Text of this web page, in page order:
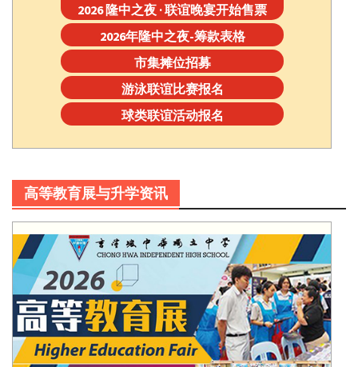
2026 隆中之夜 · 联谊晚宴开始售票
2026年隆中之夜-筹款表格
市集摊位招募
游泳联谊比赛报名
球类联谊活动报名
高等教育展与升学资讯